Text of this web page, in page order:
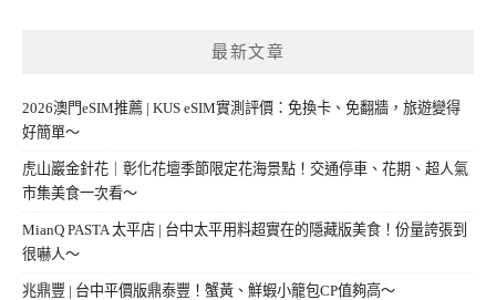
最新文章
2026澳門eSIM推薦 | KUS eSIM實測評價：免換卡、免翻牆，旅遊變得
好簡單～
虎山巖金針花｜彰化花壇季節限定花海景點！交通停車、花期、超人氣
市集美食一次看～
MianQ PASTA 太平店 | 台中太平用料超實在的隱藏版美食！份量誇張到
很嚇人～
兆鼎豐 | 台中平價版鼎泰豐！蟹黃、鮮蝦小籠包CP值夠高～